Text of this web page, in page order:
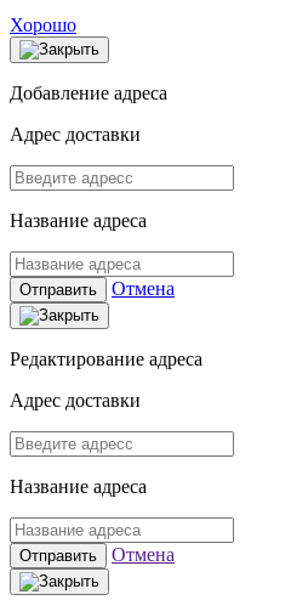
Хорошо
Добавление адреса
Адрес доставки
Название адреса
Отправить Отмена
Редактирование адреса
Адрес доставки
Название адреса
Отправить Отмена